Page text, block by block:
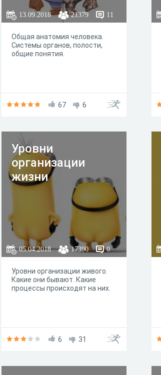
13.09.2018 21379 11
Общая анатомия человека.
Системы органов, полости,
общие понятия.
67 6
Уровни
организации
жизни
05.04.2018 17390 0
Уровни организации живого.
Какие они бывают. Какие
процессы происходят на них.
6 31